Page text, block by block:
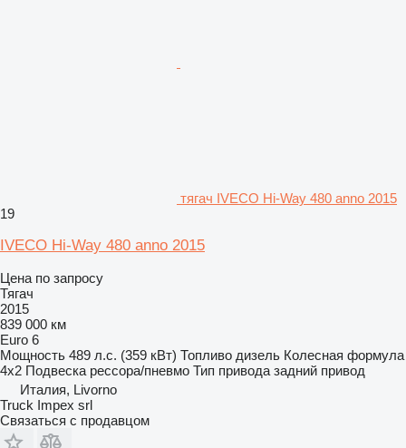
тягач IVECO Hi-Way 480 anno 2015
19
IVECO Hi-Way 480 anno 2015
Цена по запросу
Тягач
2015
839 000 км
Euro 6
Мощность 489 л.с. (359 кВт) Топливо дизель Колесная формула
4x2 Подвеска рессора/пневмо Тип привода задний привод
Италия, Livorno
Truck Impex srl
Связаться с продавцом